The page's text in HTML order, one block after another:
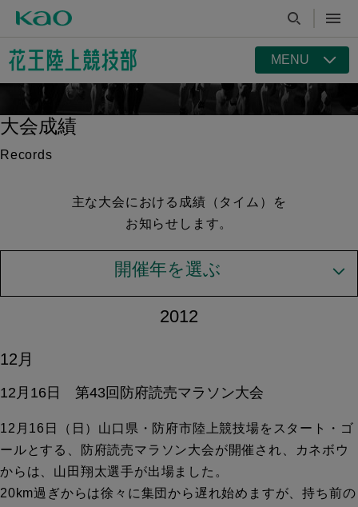
MENU
大会成績
Records
主な大会における成績（タイム）を
お知らせします。
開催年を選ぶ
2012
12月
12月16日 第43回防府読売マラソン大会
12月16日（日）山口県・防府市陸上競技場をスタート・ゴ
ールとする、防府読売マラソン大会が開催され、カネボウ
からは、山田翔太選手が出場ました。
20km過ぎからは徐々に集団から遅れ始めますが、持ち前の